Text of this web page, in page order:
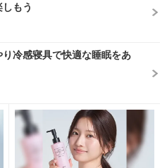
もう
り冷感寝具で快適な睡眠をあ